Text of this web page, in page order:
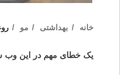
خانه بهداشتی مو
یک خطای مهم در این وب